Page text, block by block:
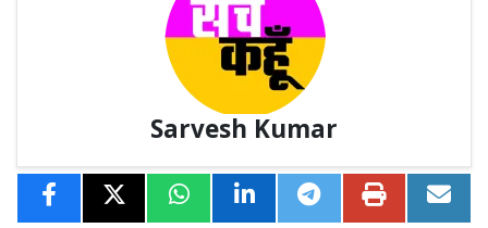
Sarvesh Kumar